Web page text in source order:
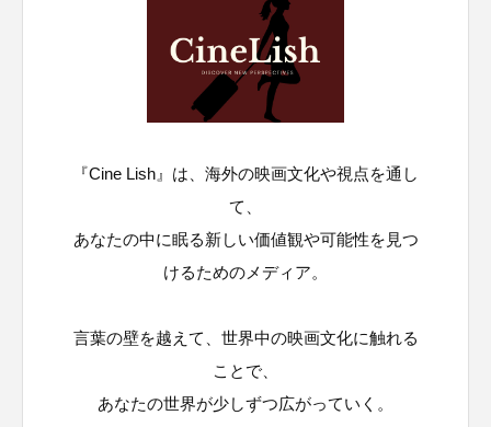
『Cine Lish』は、海外の映画文化や視点を通し
て、
あなたの中に眠る新しい価値観や可能性を見つ
けるためのメディア。
言葉の壁を越えて、世界中の映画文化に触れる
ことで、
あなたの世界が少しずつ広がっていく。